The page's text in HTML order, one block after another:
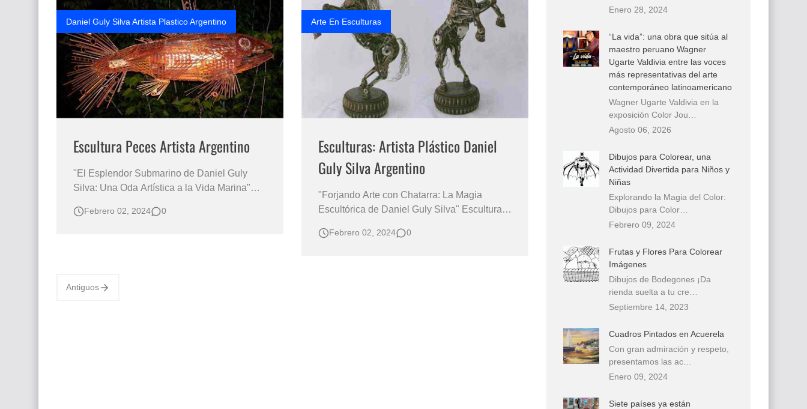
Fotos Artísticas de las Actrices de Hollywood Más Bellas del Mundo
Que significan los cuadros de negras africanas?
El mundo del arte en pintura surrealista
Daniel Guly Silva Artista Plastico Argentino
Escultura Peces Artista Argentino
"El Esplendor Submarino de Daniel Guly
Silva: Una Oda Artística a la Vida Marina"
Artista Plástico Argentino Esculturas de
Febrero 02, 2024 0
Arte En Esculturas
Esculturas: Artista Plástico Daniel
Guly Silva Argentino
"Forjando Arte con Chatarra: La Magia
Escultórica de Daniel Guly Silva" Escultura
Argentino Esculturas de Artistas Argentinos
Febrero 02, 2024 0
Antiguos
Enero 28, 2024
“La vida”: una obra que sitúa al
maestro peruano Wagner
Ugarte Valdivia entre las voces
más representativas del arte
contemporáneo latinoamericano
Wagner Ugarte Valdivia en la
exposición Color Jou…
Agosto 06, 2026
Dibujos para Colorear, una
Actividad Divertida para Niños y
Niñas
Explorando la Magia del Color:
Dibujos para Color…
Febrero 09, 2024
Frutas y Flores Para Colorear
Imágenes
Dibujos de Bodegones ¡Da
rienda suelta a tu cre…
Septiembre 14, 2023
Cuadros Pintados en Acuerela
Con gran admiración y respeto,
presentamos las ac…
Enero 09, 2024
Siete países ya están